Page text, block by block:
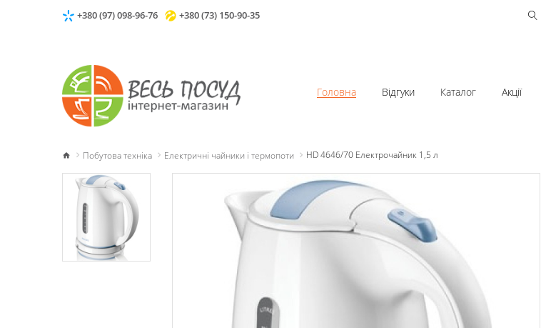
+380 (97) 098-96-76 +380 (73) 150-90-35
Головна Відгуки Каталог Акції
Побутова техніка Електричні чайники і термопоти HD 4646/70 Електрочайник 1,5 л